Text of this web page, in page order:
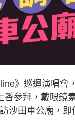
》巡迴演唱會
參拜，戴眼鏡
沙田車公廟，